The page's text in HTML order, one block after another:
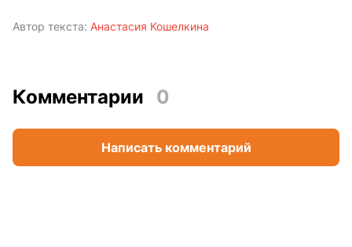
Автор текста: Анастасия Кошелкина
Комментарии 0
Написать комментарий